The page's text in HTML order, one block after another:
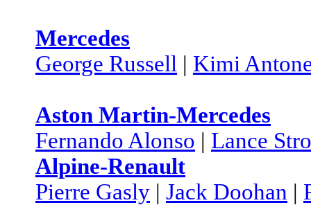
Mercedes
George Russell | Kimi
Aston Martin-Mercedes
Fernando Alonso | Lance
Alpine-Renault
Pierre Gasly | Jack Doohan |